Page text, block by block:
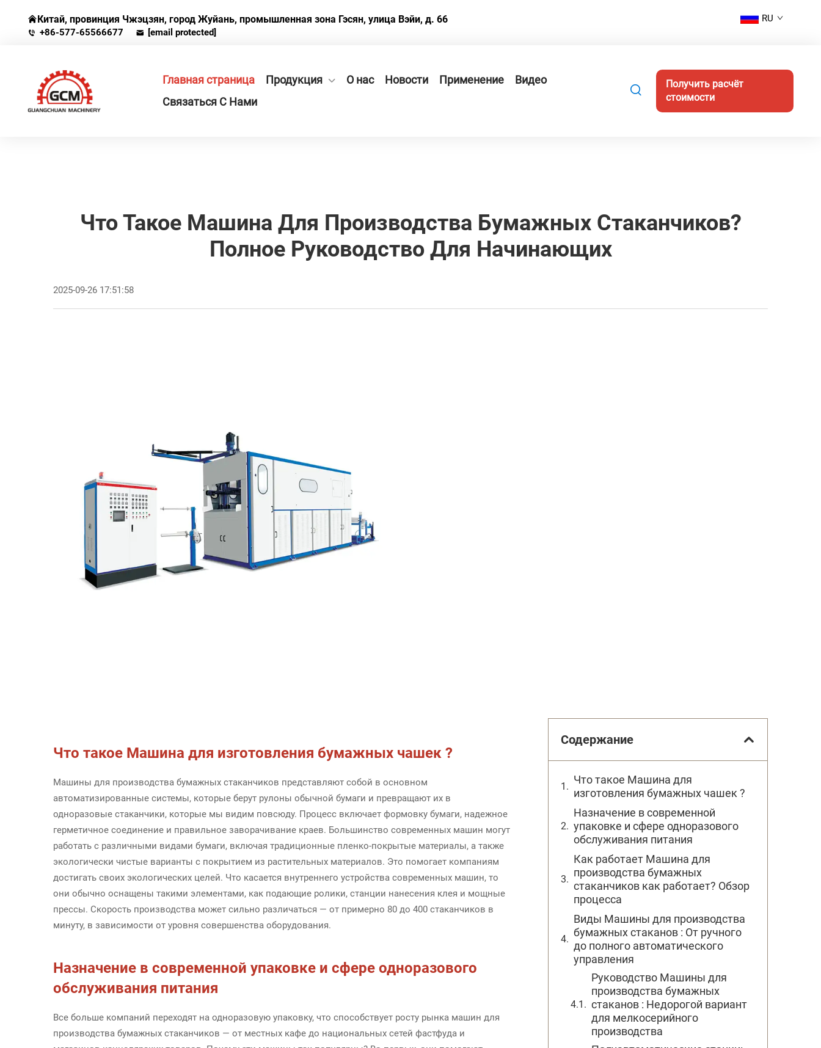
Китай, провинция Чжэцзян, город Жуйань, промышленная зона Гэсян, улица Вэйи, д. 66
+86-577-65566677 [email protected]
RU
Главная страница Продукция О нас Новости Применение
Видео
Связаться С Нами
Получить расчёт
стоимости
Что Такое Машина Для Производства Бумажных Стаканчиков?
Полное Руководство Для Начинающих
2025-09-26 17:51:58
Что такое Машина для изготовления бумажных чашек ?
Машины для производства бумажных стаканчиков представляют собой в основном
автоматизированные системы, которые берут рулоны обычной бумаги и превращают их в
одноразовые стаканчики, которые мы видим повсюду. Процесс включает формовку бумаги, надежное
герметичное соединение и правильное заворачивание краев. Большинство современных машин могут
работать с различными видами бумаги, включая традиционные пленко-покрытые материалы, а также
экологически чистые варианты с покрытием из растительных материалов. Это помогает компаниям
достигать своих экологических целей. Что касается внутреннего устройства современных машин, то
они обычно оснащены такими элементами, как подающие ролики, станции нанесения клея и мощные
прессы. Скорость производства может сильно различаться — от примерно 80 до 400 стаканчиков в
минуту, в зависимости от уровня совершенства оборудования.
Назначение в современной упаковке и сфере одноразового
обслуживания питания
Все больше компаний переходят на одноразовую упаковку, что способствует росту рынка машин для
производства бумажных стаканчиков — от местных кафе до национальных сетей фастфуда и
Содержание
Что такое Машина для
изготовления бумажных чашек ?
Назначение в современной
упаковке и сфере одноразового
обслуживания питания
Как работает Машина для
производства бумажных
стаканчиков как работает? Обзор
процесса
Виды Машины для производства
бумажных стаканов : От ручного
до полного автоматического
управления
Руководство Машины для
производства бумажных
стаканов : Недорогой вариант
для мелкосерийного
производства